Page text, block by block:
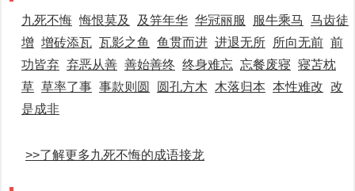
九死不悔 悔恨莫及 及笄年华 华冠丽服 服牛乘马
马齿徒
增 增砖添瓦 瓦影之鱼 鱼贯而进 进退无所 所向无前 前
功皆弃 弃恶从善 善始善终 终身难忘 忘餐废寝 寝苫枕
草 草率了事 事款则圆 圆孔方木 木落归本 本性难改 改
是成非
>>了解更多九死不悔的成语接龙